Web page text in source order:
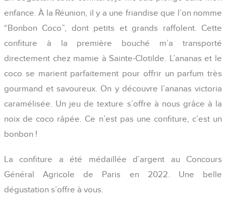
enfance. À la Réunion, il y a une friandise que l’on nomme
“Bonbon Coco”, dont petits et grands raffolent. Cette
confiture à la première bouché m’a transporté
directement chez mamie à Sainte-Clotilde. L’ananas et le
coco se marient parfaitement pour offrir un parfum très
gourmand et savoureux. On y découvre l’ananas victoria
caramélisée. Un jeu de texture s’offre à nous grâce à la
noix de coco râpée. Ce n’est pas une confiture, c’est un
bonbon !
La confiture a été médaillée d’argent au Concours
Général Agricole de Paris en 2022. Une belle
dégustation s’offre à vous.